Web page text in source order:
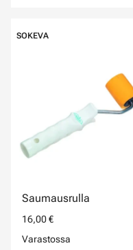
SOKEVA
Saumausrulla
16,00 €
Varastossa